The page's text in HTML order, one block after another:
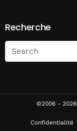
Recherche
Search
on
Economie
©2006 -
Confidentialité